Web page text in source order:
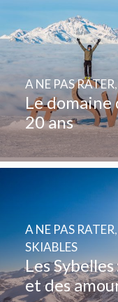
Le domaine
20 ans
A NE PAS RATER,
Les
et des
A NE PAS RATER,
SKIABLES